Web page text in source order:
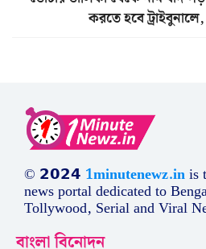
করতে হবে
© 𝟮𝟬𝟮𝟰 1minutenewz.inis
news portal dedicated to
Tollywood, Serial and Viral
বাংলা বিনোদন